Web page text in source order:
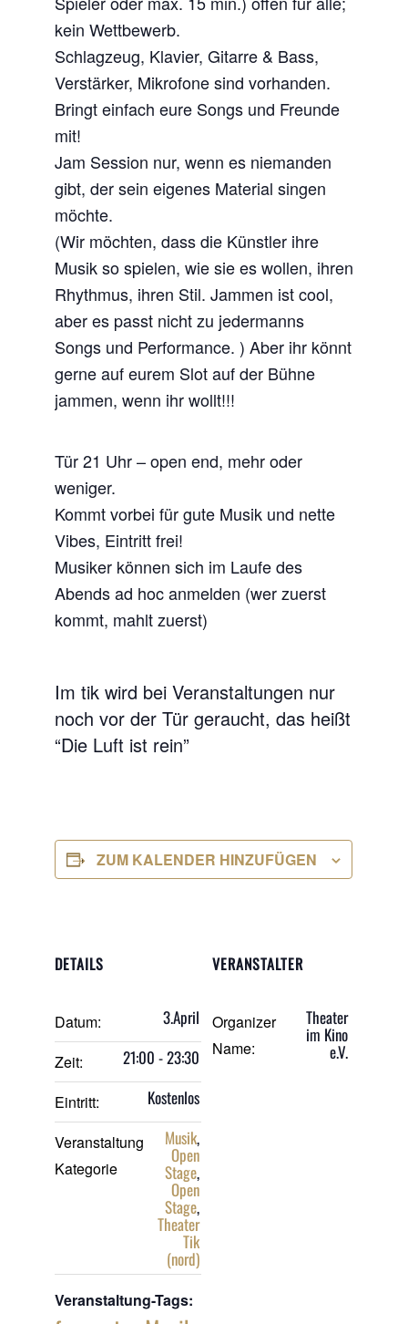
kein Wettbewerb.
Schlagzeug, Klavier, Gitarre & Bass,
Verstärker, Mikrofone sind vorhanden.
Bringt einfach eure Songs und Freunde
mit!
Jam Session nur, wenn es niemanden
gibt, der sein eigenes Material singen
möchte.
(Wir möchten, dass die Künstler ihre
Musik so spielen, wie sie es wollen, ihren
Rhythmus, ihren Stil. Jammen ist cool,
aber es passt nicht zu jedermanns
Songs und Performance. ) Aber ihr könnt
gerne auf eurem Slot auf der Bühne
jammen, wenn ihr wollt!!!
Tür 21 Uhr – open end, mehr oder
weniger.
Kommt vorbei für gute Musik und nette
Vibes, Eintritt frei!
Musiker können sich im Laufe des
Abends ad hoc anmelden (wer zuerst
kommt, mahlt zuerst)
Im tik wird bei Veranstaltungen nur
noch vor der Tür geraucht, das heißt
“Die Luft ist rein”
ZUM KALENDER HINZUFÜGEN
DETAILS
Datum: 3.April
Zeit: 21:00 - 23:30
Eintritt: Kostenlos
Veranstaltung
Kategorie
Musik,
Open
Stage,
Open
Stage,
Theater
Tik
(nord)
Veranstaltung-Tags:
VERANSTALTER
Organizer
Name:
Theater
im Kino
e.V.